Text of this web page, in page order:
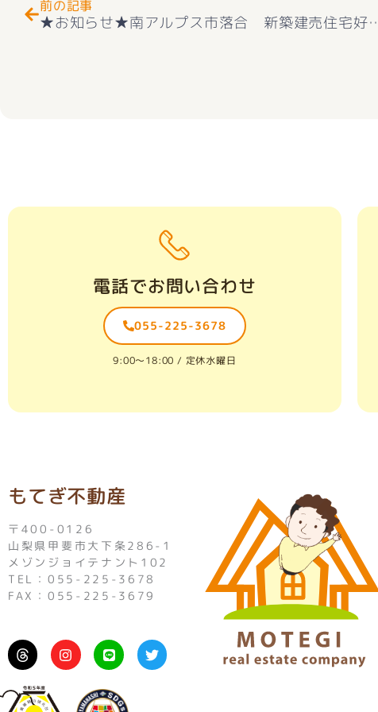
前の記事
★お知らせ★南アルプス
電話でお問い合わせ
055-225-3678
9:00〜18:00 / 定休水曜日
もてぎ不動産
〒400-0126
山梨県甲斐市大下条286-1
メゾンジョイテナント102
TEL：055-225-3678
FAX：055-225-3679
I
n
s
L
i
n
e
T
w
i